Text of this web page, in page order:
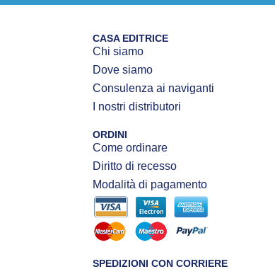
CASA EDITRICE
Chi siamo
Dove siamo
Consulenza ai naviganti
I nostri distributori
ORDINI
Come ordinare
Diritto di recesso
Modalità di pagamento
SPEDIZIONI CON CORRIERE